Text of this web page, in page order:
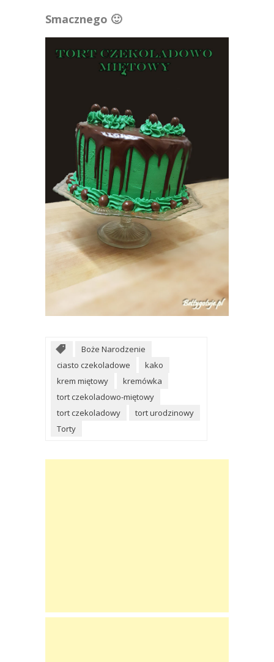
Smacznego 🙂
Boże Narodzenie
ciasto czekoladowe
kako
krem miętowy
kremówka
tort czekoladowo-miętowy
tort czekoladowy
tort urodzinowy
Torty